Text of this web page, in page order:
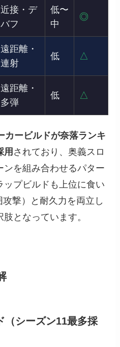
近接・デ
バフ
低〜
中
◎
遠距離・
連射
低 △
遠距離・
多弾
低 △
カービルドが奈落ランキ
用 されており、奥義スロ
ンを組み合わせるパター
ップビルドも上位に食い
撃）と耐久力を両立し
となっています。
（シーズン11最多採